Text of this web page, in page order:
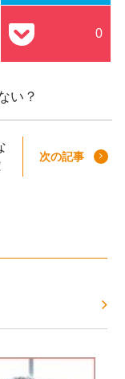
0
い？
次の記事